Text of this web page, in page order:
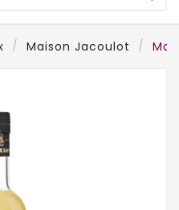
Maison Jacoulot